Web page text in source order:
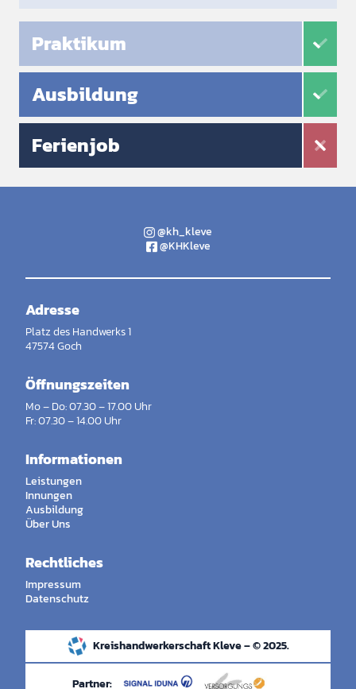
Praktikum
Ausbildung
Ferienjob
@kh_kleve
@KHKleve
Adresse
Platz des Handwerks 1
47574 Goch
Öffnungszeiten
Mo – Do: 07.30 – 17.00 Uhr
Fr: 07.30 – 14.00 Uhr
Informationen
Leistungen
Innungen
Ausbildung
Über Uns
Rechtliches
Impressum
Datenschutz
Kreishandwerkerschaft Kleve – © 2025.
Partner: